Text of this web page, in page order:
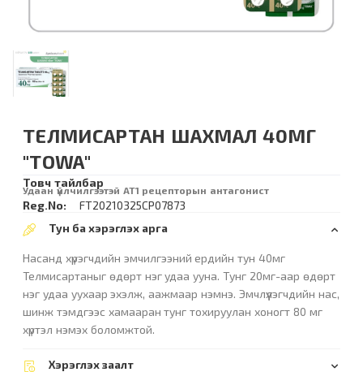
TЕЛМИСАРТАН ШАХМАЛ 40МГ
"TOWA"
Товч тайлбар
Удаан үйлчилгээтэй AT1 рецепторын антагонист
Reg.No:
FT20210325CP07873
Тун ба хэрэглэх арга
Насанд хүрэгчдийн эмчилгээний ердийн тун 40мг
Телмисартаныг өдөрт нэг удаа ууна. Тунг 20мг-аар өдөрт
нэг удаа уухаар эхэлж, аажмаар нэмнэ. Эмчлүүлэгчдийн нас,
шинж тэмдгээс хамааран тунг тохируулан хоногт 80 мг
хүртэл нэмэх боломжтой.
Хэрэглэх заалт